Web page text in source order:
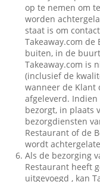
op te nemen om
worden
staat is om
Takeaway.com
buiten, in de
Takeaway.com is
(inclusief de
wanneer de Klant
afgeleverd.
bezorgt, in plaats
bezorgdiensten
Restaurant of de
wordt
Als de bezorging
Restaurant heeft
uitgevoegd , kan